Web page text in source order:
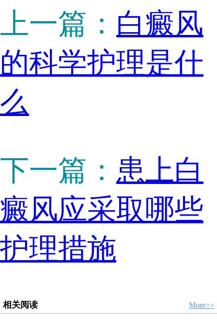
上一篇： 白癜风
的科学护理是什
么
下一篇： 患上白
癜风应采取哪些
护理措施
相关阅读 More>>